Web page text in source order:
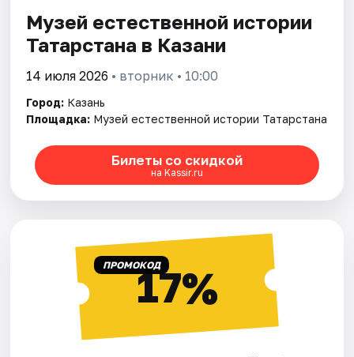
Музей естественной истории
Татарстана в Казани
14 июля 2026 • вторник • 10:00
Город: Казань
Площадка: Музей естественной истории Татарстана
Билеты со скидкой
на Kassir.ru
ПРОМОКОД17%